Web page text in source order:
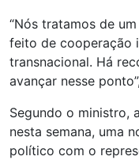
“Nós tratamos de
feito de cooperação
transnacional. Há
avançar nesse
Segundo o ministro,
nesta semana, uma
político com o